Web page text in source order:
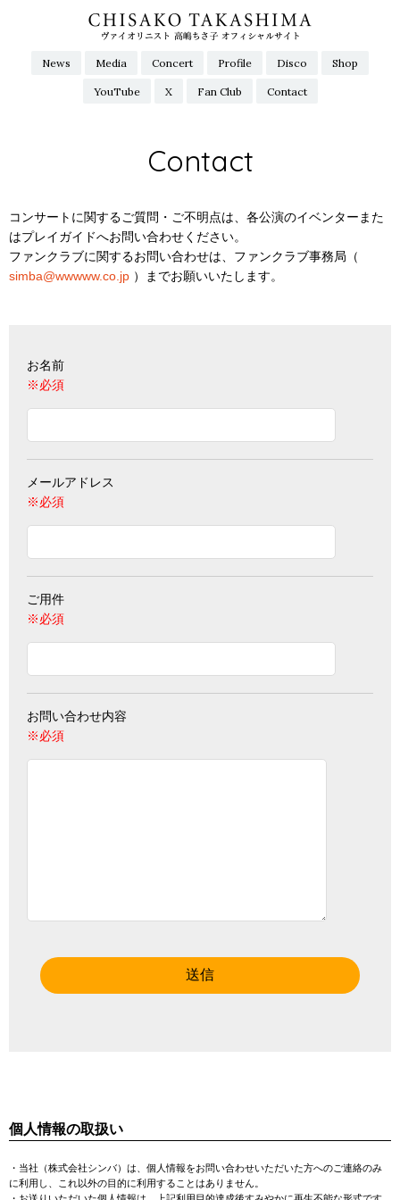
News Media Concert Profile Disco Shop
YouTube X Fan Club Contact
Contact
コンサートに関するご質問・ご不明点は、各公演のイベンターまた
はプレイガイドへお問い合わせください。
ファンクラブに関するお問い合わせは、ファンクラブ事務局（
simba@wwwww.co.jp ）までお願いいたします。
お名前
※必須
メールアドレス
※必須
ご用件
※必須
お問い合わせ内容
※必須
個人情報の取扱い
・当社（株式会社シンバ）は、個人情報をお問い合わせいただいた方へのご連絡のみ
に利用し、これ以外の目的に利用することはありません。